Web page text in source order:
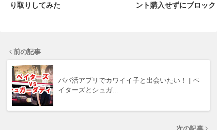
り取りしてみた
ント購入せずにブロック
前の記事
パパ活アプリでカワイイ子と出会いたい！ | ペ
イターズとシュガ…